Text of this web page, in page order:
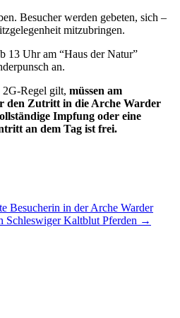
Besucher werden gebeten, sich –
mitzubringen.
13 Uhr am “Haus der Natur”
an.
Regel gilt, müssen am
den Zutritt in die Arche Warder
Impfung oder eine
an dem Tag ist frei.
Besucherin in der Arche Warder
Schleswiger Kaltblut Pferden →